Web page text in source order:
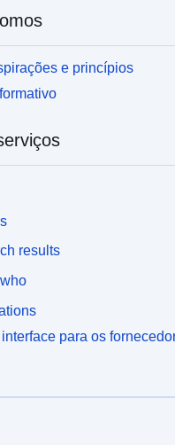
e princípios
results
para os